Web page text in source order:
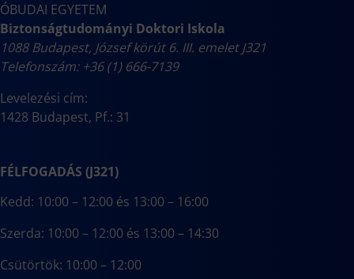
ÓBUDAI EGYETEM
Biztonságtudományi Doktori Iskola
1088 Budapest, József körút 6. III. emelet J321
Telefonszám: +36 (1) 666-7139
Levelezési cím:
1428 Budapest, Pf.: 31
FÉLFOGADÁS (J321)
Kedd: 10:00 – 12:00 és 13:00 – 16:00
Szerda: 10:00 – 12:00 és 13:00 – 14:30
Csütörtök: 10:00 – 12:00